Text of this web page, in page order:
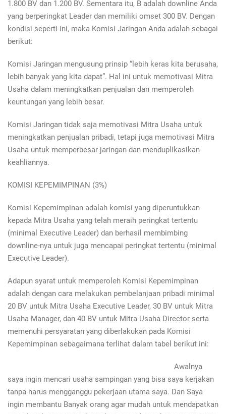
1.800 BV dan 1.200 BV. Sementara itu, B adalah downline Anda
yang berperingkat Leader dan memiliki omset 300 BV. Dengan
kondisi seperti ini, maka Komisi Jaringan Anda adalah sebagai
berikut:
Komisi Jaringan mengusung prinsip “lebih keras kita berusaha,
lebih banyak yang kita dapat”. Hal ini untuk memotivasi Mitra
Usaha dalam meningkatkan penjualan dan memperoleh
keuntungan yang lebih besar.
Komisi Jaringan tidak saja memotivasi Mitra Usaha untuk
meningkatkan penjualan pribadi, tetapi juga memotivasi Mitra
Usaha untuk memperbesar jaringan dan menduplikasikan
keahliannya.
KOMISI KEPEMIMPINAN (3%)
Komisi Kepemimpinan adalah komisi yang diperuntukkan
kepada Mitra Usaha yang telah meraih peringkat tertentu
(minimal Executive Leader) dan berhasil membimbing
downline-nya untuk juga mencapai peringkat tertentu (minimal
Executive Leader).
Adapun syarat untuk memperoleh Komisi Kepemimpinan
adalah dengan cara melakukan pembelanjaan pribadi minimal
20 BV untuk Mitra Usaha Executive Leader, 30 BV untuk Mitra
Usaha Manager, dan 40 BV untuk Mitra Usaha Director serta
memenuhi persyaratan yang diberlakukan pada Komisi
Kepemimpinan sebagaimana terlihat dalam tabel berikut ini:
Awalnya
saya ingin mencari usaha sampingan yang bisa saya kerjakan
tanpa harus mengganggu pekerjaan utama saya. Dan Saya
ingin membantu Banyak orang agar mudah untuk mendapatkan